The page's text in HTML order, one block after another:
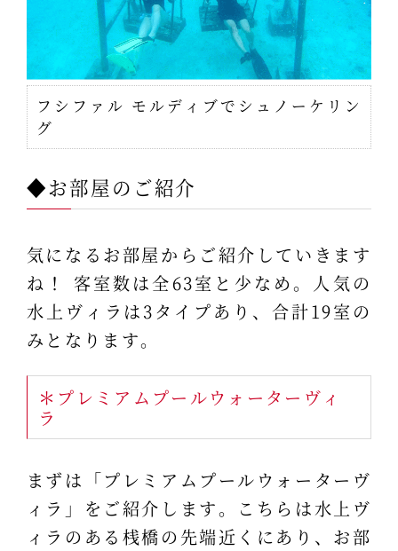
フシファル モルディブでシュノーケリン
グ
◆お部屋のご紹介
気になるお部屋からご紹介していきます
ね！ 客室数は全63室と少なめ。人気の
水上ヴィラは3タイプあり、合計19室の
みとなります。
＊プレミアムプールウォーターヴィ
ラ
まずは「プレミアムプールウォーターヴ
ィラ」をご紹介します。こちらは水上ヴ
ィラのある桟橋の先端近くにあり、お部